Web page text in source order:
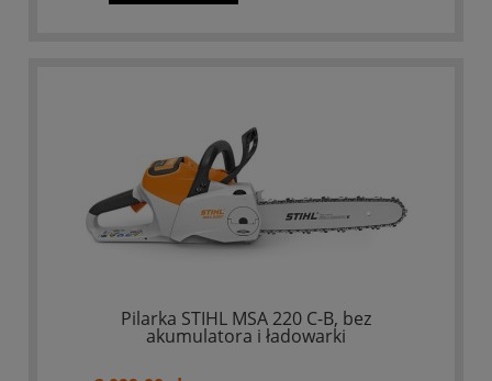
Pilarka STIHL MSA 220 C-B, bez
akumulatora i ładowarki